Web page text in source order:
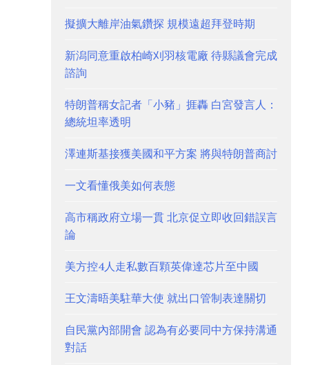
擬擴大離岸油氣鑽探 規模遠超拜登時期
新潟同意重啟柏崎刈羽核電廠 待縣議會完成
諮詢
特朗普稱女記者「小豬」捱轟 白宮發言人：
總統坦率透明
澤連斯基接獲美國和平方案 將與特朗普商討
一文看懂俄美如何表態
高市稱政府立場一貫 北京促立即收回錯誤言
論
美方控4人走私數百顆英偉達芯片至中國
王文濤晤美駐華大使 就出口管制表達關切
自民黨內部開會 認為有必要同中方保持溝通
對話